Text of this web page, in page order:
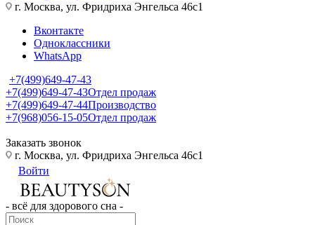
г. Москва, ул. Фридриха Энгельса 46с1
Вконтакте
Одноклассники
WhatsApp
+7(499)649-47-43
+7(499)649-47-43Отдел продаж
+7(499)649-47-44Производство
+7(968)056-15-05Отдел продаж
Заказать звонок
г. Москва, ул. Фридриха Энгельса 46с1
Войти
- всё для здорового сна -